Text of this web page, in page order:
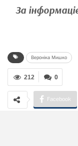
За
Вероніка Мишко
0
212
Facebook